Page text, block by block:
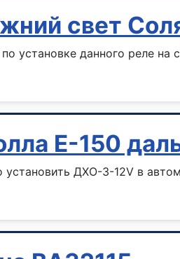
свет
установке данного реле на
Е-150
ДХО-3-12V в